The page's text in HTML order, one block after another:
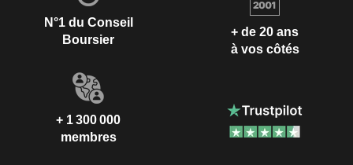
N°1 du Conseil
Boursier
+ de 20 ans
à vos côtés
+ 1 300 000
membres